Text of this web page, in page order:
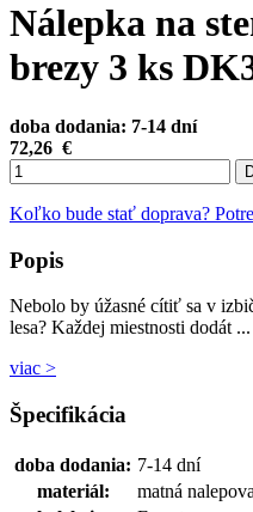
Nálepka na
brezy 3 ks
doba dodania: 7-14 dní
72,26 €
Koľko bude stať doprava?
Popis
Nebolo by úžasné cítiť sa v
lesa? Každej miestnosti dodát ...
viac >
Špecifikácia
doba dodania: 7-14 dní
materiál:
matná